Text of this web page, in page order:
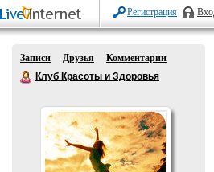
Регистрация
Записи Друзья
Комментарии
Клуб Красоты и Здоровья